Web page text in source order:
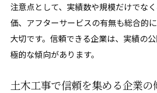
注意点として、実績数や規模だけでな
価、アフターサービスの有無も総合的
大切です。信頼できる企業は、実績の
極的な傾向があります。
土木工事で信頼を集める企業の